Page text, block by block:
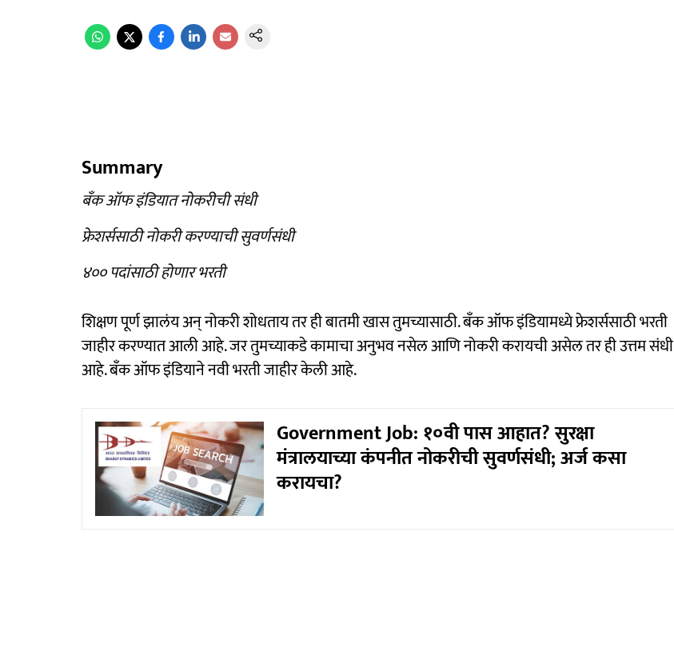
Summary
बँक ऑफ इंडियात नोकरीची संधी
फ्रेशर्ससाठी नोकरी करण्याची सुवर्णसंधी
४०० पदांसाठी होणार भरती
शिक्षण पूर्ण झालंय अन् नोकरी शोधताय तर ही बातमी खास तुमच्यासाठी. बँक ऑफ इंडियामध्ये फ्रेशर्ससाठी भरती
जाहीर करण्यात आली आहे. जर तुमच्याकडे कामाचा अनुभव नसेल आणि नोकरी करायची असेल तर ही उत्तम संधी
आहे. बँक ऑफ इंडियाने नवी भरती जाहीर केली आहे.
Government Job: १०वी पास आहात? सुरक्षा
मंत्रालयाच्या कंपनीत नोकरीची सुवर्णसंधी; अर्ज कसा
करायचा?